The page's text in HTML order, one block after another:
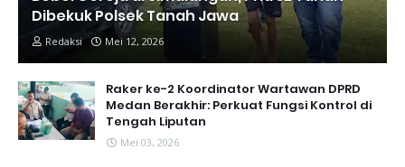
Dibekuk Polsek Tanah Jawa
Redaksi Mei 12, 2026
Raker ke-2 Koordinator Wartawan DPRD
Medan Berakhir: Perkuat Fungsi Kontrol di
Tengah Liputan
Mei 03, 2026